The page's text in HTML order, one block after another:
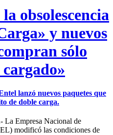
obsolescencia
y nuevos
sólo
lanzó nuevos paquetes que
de doble carga.
La Empresa Nacional de
modificó las condiciones de